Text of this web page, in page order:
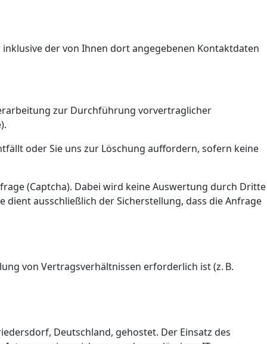
der von Ihnen dort angegebenen Kontaktdaten
zur Durchführung vorvertraglicher
oder Sie uns zur Löschung auffordern, sofern keine
(Captcha). Dabei wird keine Auswertung durch Dritte
ausschließlich der Sicherstellung, dass die Anfrage
von Vertragsverhältnissen erforderlich ist (z. B.
Deutschland, gehostet. Der Einsatz des